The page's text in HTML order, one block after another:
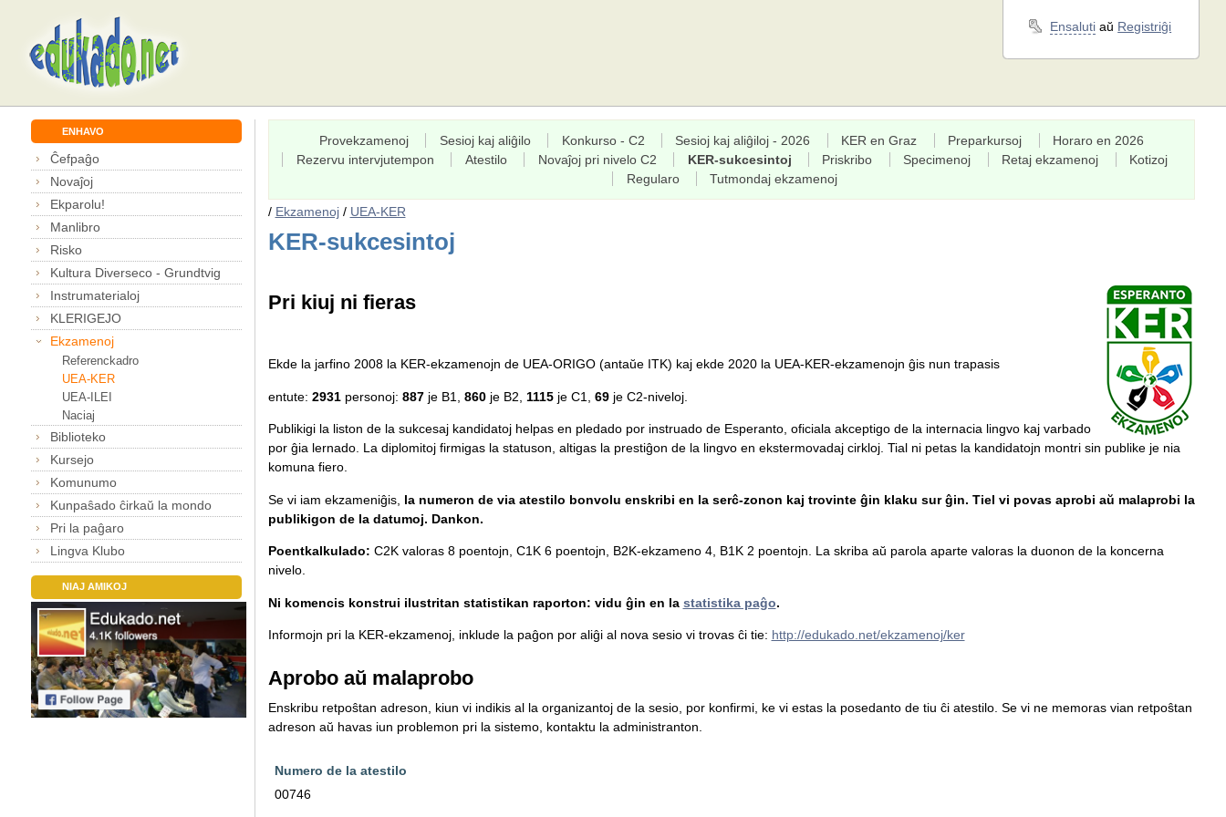
Ensaluti aŭ Registriĝi
ENHAVO
Ĉefpaĝo
Novaĵoj
Ekparolu!
Manlibro
Risko
Kultura Diverseco - Grundtvig
Instrumaterialoj
KLERIGEJO
Ekzamenoj
Referenckadro
UEA-KER
UEA-ILEI
Naciaj
Biblioteko
Kursejo
Komunumo
Kunpaŝado ĉirkaŭ la mondo
Pri la paĝaro
Lingva Klubo
NIAJ AMIKOJ
Provekzamenoj Sesioj kaj aliĝilo Konkurso - C2 Sesioj kaj aliĝiloj - 2026 KER en Graz Preparkursoj
Horaro en 2026
Rezervu intervjutempon
Atestilo Novaĵoj pri nivelo C2 KER-sukcesintoj Priskribo Specimenoj Retaj ekzamenoj
Kotizoj
Regularo
Tutmondaj ekzamenoj
/ Ekzamenoj/ UEA-KER
KER-sukcesintoj
Pri kiuj ni fieras
Ekde la jarfino 2008 la KER-ekzamenojn de UEA-ORIGO (antaŭe ITK) kaj ekde 2020 la UEA-KER-ekzamenojn ĝis nun trapasis
entute: 2931personoj: 887je B1, 860je B2, 1115je C1, 69je C2-niveloj.
Publikigi la liston de la sukcesaj kandidatoj helpas en pledado por instruado de Esperanto, oficiala akceptigo de la internacia lingvo kaj varbado
por ĝia lernado. La diplomitoj firmigas la statuson, altigas la prestiĝon de la lingvo en ekstermovadaj cirkloj. Tial ni petas la kandidatojn montri sin publike je nia
komuna fiero.
Se vi iam ekzameniĝis, la numeron de via atestilo bonvolu enskribi en la serĉ-zonon kaj trovinte ĝin klaku sur ĝin. Tiel vi povas aprobi aŭ malaprobi la
publikigon de la datumoj. Dankon.
Poentkalkulado: C2K valoras 8 poentojn, C1K 6 poentojn, B2K-ekzameno 4, B1K 2 poentojn. La skriba aŭ parola aparte valoras la duonon de la koncerna
nivelo.
Ni komencis konstrui ilustritan statistikan raporton: vidu ĝin en la statistika paĝo.
Informojn pri la KER-ekzamenoj, inklude la paĝon por aliĝi al nova sesio vi trovas ĉi tie: http://edukado.net/ekzamenoj/ker
Aprobo aŭ malaprobo
Enskribu retpoŝtan adreson, kiun vi indikis al la organizantoj de la sesio, por konfirmi, ke vi estas la posedanto de tiu ĉi atestilo. Se vi ne memoras vian retpoŝtan
adreson aŭ havas iun problemon pri la sistemo, kontaktu la administranton.
Numero de la atestilo
00746